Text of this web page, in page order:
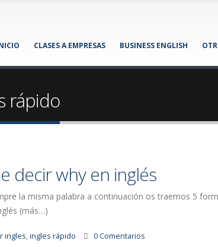
CLASES A EMPRESAS BUSINESS ENGLISH
rápido
decir why en inglés
la misma palabra a continuación os traemos 5
(más…)
ingles,ingles rápido 0 Comentarios